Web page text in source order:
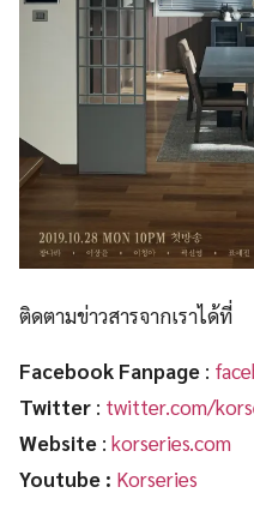
ติดตามข่าวสารจากเราได้ที่
Facebook Fanpage :
Twitter : twitter.com/
Website : korseries.com
Youtube : Korseries